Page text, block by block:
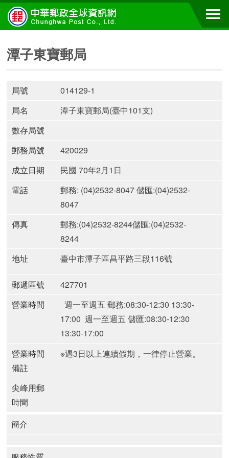
潭子東寶郵局
局號
014129-1
局名
潭子東寶郵局(臺中101支)
數存局號
郵務局號
420029
成立日期
民國 70年2月1日
電話
郵務: (04)2532-8047 儲匯:(04)2532-
8047
傳真
郵務:(04)2532-8244儲匯:(04)2532-
8244
地址
臺中市潭子區昌平路三段116號
郵遞區號
427701
營業時間
週一至週五 郵務:08:30-12:30 13:30-
17:00 週一至週五 儲匯:08:30-12:30
13:30-17:00
營業時間
備註
※遇3日以上連續假期，一律停止營業。
尖峰用郵
時間
簡介